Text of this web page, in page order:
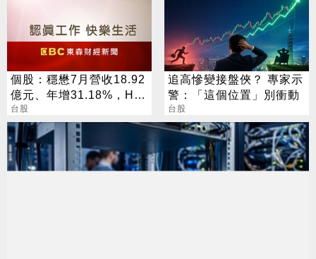
個股：穩懋7月營收18.92
億元、年增31.18%，H2
旺季到來，雙成長引擎啟
動
台股
追高慘變接盤俠？ 專家示
警：「這個位置」別衝動
台股